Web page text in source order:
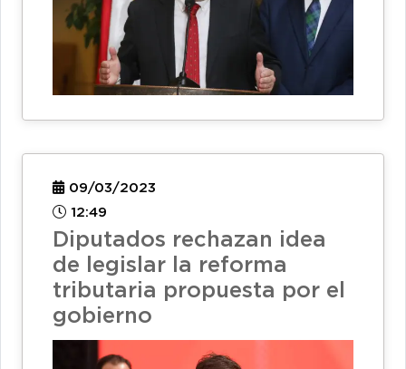
09/03/2023
12:49
Diputados rechazan idea
de legislar la reforma
tributaria propuesta por el
gobierno